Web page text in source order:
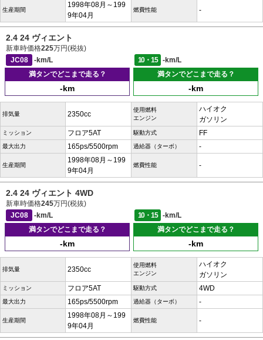
生産期間
1998年08月～199
9年04月
燃費性能 -
2.4 24 ヴィエント
新車時価格225万円(税抜)
JC08
-km/L 10・15
-km/L
満タンでどこまで走る？
-km
満タンでどこまで走る？
-km
排気量 2350cc
使用燃料
エンジン
ハイオク
ガソリン
ミッション フロア5AT 駆動方式 FF
最大出力 165ps/5500rpm 過給器（ターボ） -
生産期間
1998年08月～199
9年04月
燃費性能 -
2.4 24 ヴィエント 4WD
新車時価格245万円(税抜)
JC08
-km/L 10・15
-km/L
満タンでどこまで走る？
-km
満タンでどこまで走る？
-km
排気量 2350cc
使用燃料
エンジン
ハイオク
ガソリン
ミッション フロア5AT 駆動方式 4WD
最大出力 165ps/5500rpm 過給器（ターボ） -
生産期間
1998年08月～199
9年04月
燃費性能 -